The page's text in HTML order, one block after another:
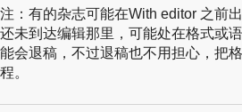
注：有的杂志可能在With editor 之前
还未到达编辑那里，可能处在格式或
能会退稿，不过退稿也不用担心，把
程。